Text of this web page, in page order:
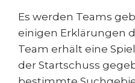
Es werden Teams
einigen Erklärungen
Team erhält eine
der Startschuss